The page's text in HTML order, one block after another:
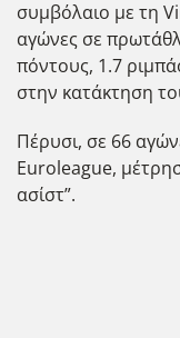
συμβόλαιο με τη
αγώνες σε
πόντους, 1.7
στην κατάκτηση
Πέρυσι, σε 66
Euroleague,
ασίστ”.